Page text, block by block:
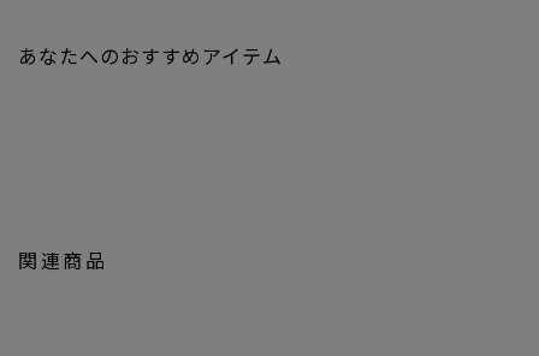
歩く（walk）、走る（run）、飛ぶ（jump）、捻る（twist）…
関連商品
あなたへのおすすめアイテム